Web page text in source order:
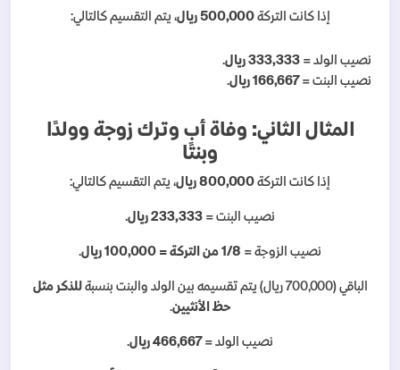
إذا كانت التركة500,000 ريال ، يتم التقسيم كالتالي:
نصيب الولد = 333,333 ريال
.
نصيب البنت = 166,667 ريال .
المثال الثاني: وفاة أب وترك زوجة وولدًا
وبنتًا
إذا كانت التركة 800,000 ريال ، يتم التقسيم كالتالي:
نصيب البنت = 233,333 ريال .
نصيب الزوجة = 1/8 من التركة = 100,000 ريال .
الباقي (700,000 ريال) يتم تقسيمه بين الولد والبنت بنسبة
للذكر مثل
حظ الأنثيين.
نصيب الولد = 466,667 ريال .